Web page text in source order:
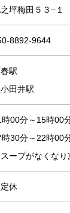
坪梅田５３−１
8892-9644
駅
小田井駅
時00分～15時00
時30分～22時00
ープがなくなり
休